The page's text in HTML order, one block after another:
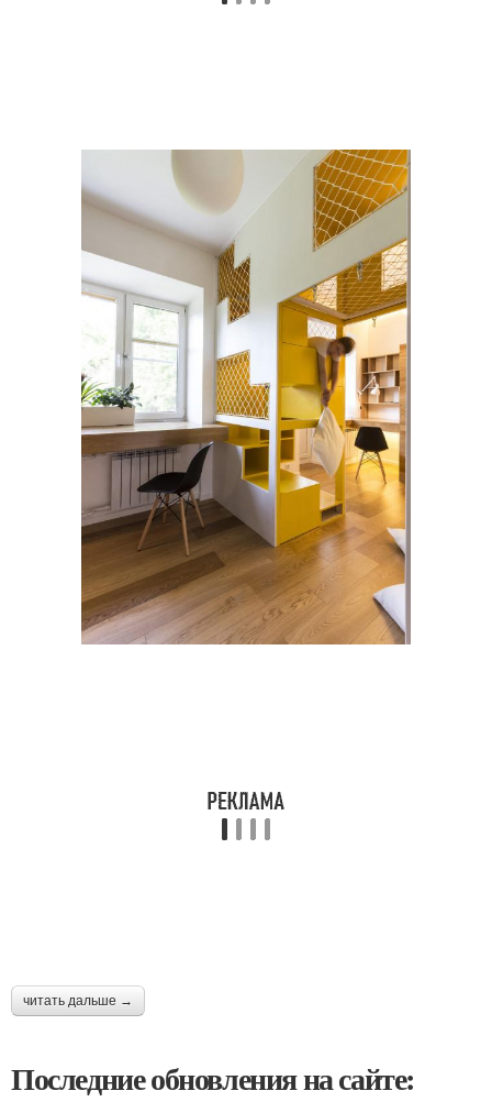
читать дальше →
Последние обновления на сайте: